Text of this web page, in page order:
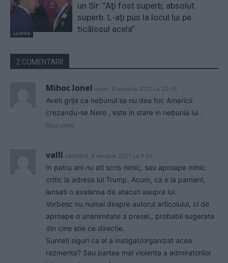
Lumea
un Sir: ”Aţi fost superb, absolut
superb. L-aţi pus la locul lui pe
ticălosul acela”
2 COMENTARII
Mihoc Ionel vineri, 8 ianuarie 2021 La 20.05
Aveti grija ca nebunul sa nu dea foc Americii
crezandu-se Nero , este in stare in nebunia lui .
Răspundeți
valll sâmbătă, 9 ianuarie 2021 La 6.59
In patru ani nu ati scris nimic, sau aproape nimic
critic la adresa lui Trump. Acum, ca e la pamant,
lansati o avalansa de atacuri asupra lui.
Vorbesc nu numai despre autorul articolului, ci de
aproape o unanimitate a presei,, probabil sugerata
din cine stie ce directie.
Sunteti siguri ca el a instigat/organizat acea
razmerita? Sau partea mai violenta a admiratorilor